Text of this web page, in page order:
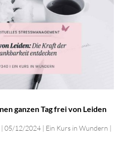
ganzen Tag frei von Leiden
| 05/12/2024| Ein Kurs in Wundern |